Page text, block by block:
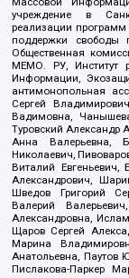
учреждение в
реализации программ
поддержки свободы
Общественная
МЕМО. РУ, Институт
Информации,
антимонопольная
Сергей
Вадимовна,
Туровский Александр
Анна Валерьевна,
Николаевич,
Виталий
Александрович,
Шведов Григорий
Валерий
Александровна,
Щаров Сергей
Марина
Анатольевна, Паутов
Пислакова-Паркер